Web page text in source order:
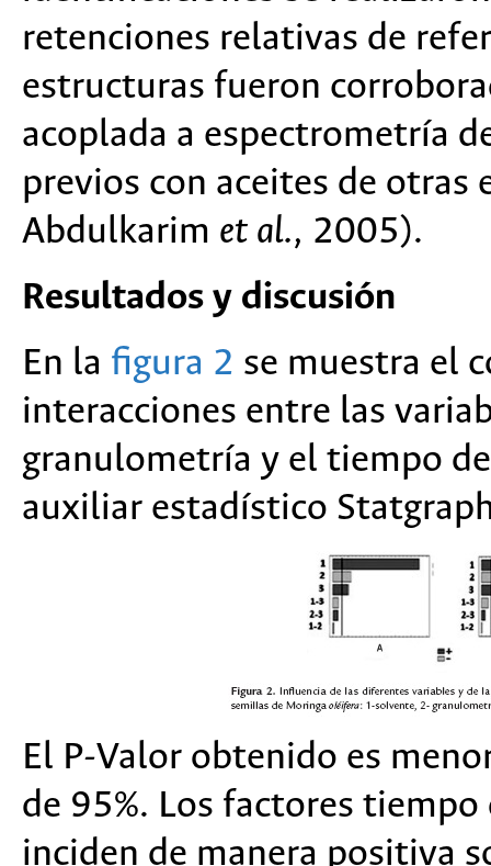
retenciones relativas de
estructuras fueron
acoplada a espectrometría
previos con aceites de otras
Abdulkarim et al., 2005).
Resultados y discusión
En la figura 2 se muestra el
interacciones entre las
granulometría y el tiempo
auxiliar estadístico
El P-Valor obtenido es
de 95%. Los factores
inciden de manera positiva